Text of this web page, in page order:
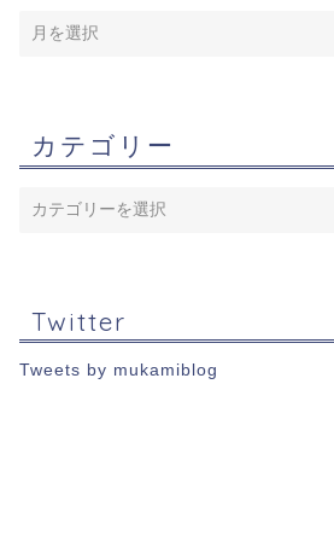
カテゴリー
Twitter
Tweets by mukamiblog